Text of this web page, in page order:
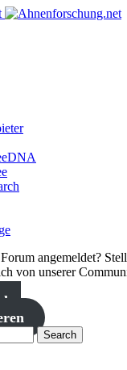
angemeldet?
von unserer
Search